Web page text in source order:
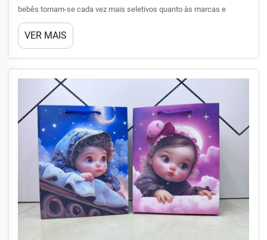
bebês tornam-se cada vez mais seletivos quanto às marcas e
fornecedores que representam, especialmente no que diz respeito a
soluções de embalagem alinhadas às normas globais de
VER MAIS